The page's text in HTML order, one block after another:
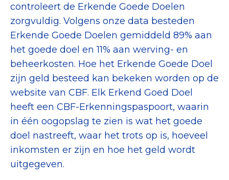
controleert de Erkende Goede Doelen
zorgvuldig. Volgens onze data besteden
Erkende Goede Doelen gemiddeld 89% aan
het goede doel en 11% aan werving- en
beheerkosten. Hoe het Erkende Goede Doel
zijn geld besteed kan bekeken worden op de
website van CBF. Elk Erkend Goed Doel
heeft een CBF-Erkenningspaspoort, waarin
in één oogopslag te zien is wat het goede
doel nastreeft, waar het trots op is, hoeveel
inkomsten er zijn en hoe het geld wordt
uitgegeven.